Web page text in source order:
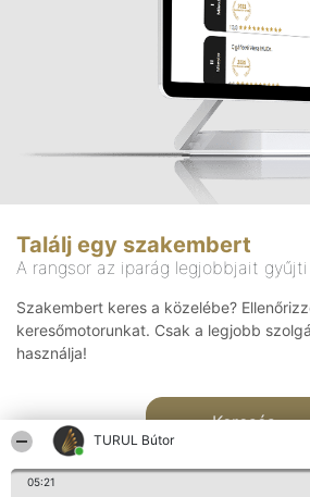
TURUL Bútor
05:21
Találj egy szakembert
A rangsor az iparág legjobbjait
Szakembert keres a közelébe?
keresőmotorunkat. Csak a legjobb
használja!
Keresés